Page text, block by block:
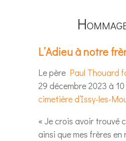
L’Adieu à notre
Le père Paul Thouard
29 décembre 2023 à 10
cimetière d’Issy-les-
« Je crois avoir trouvé
ainsi que mes frères